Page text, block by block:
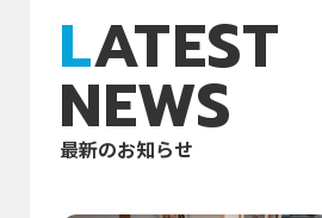
LATEST
NEWS
最新のお知らせ